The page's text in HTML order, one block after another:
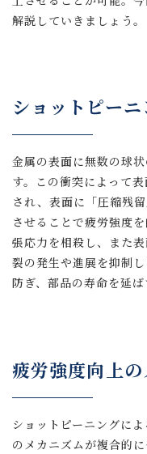
解説していきましょう。
ショットピー
金属の表面に無数の球
す。この衝突によって
され、表面に「圧縮残
させることで疲労強度
張応力を相殺し、また
裂の発生や進展を抑制
防ぎ、部品の寿命を延ば
疲労強度向上
ショットピーニングに
のメカニズムが複合的